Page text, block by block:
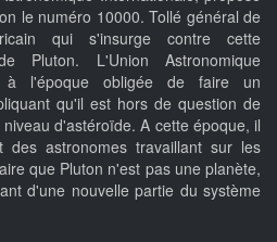
le numéro 10000. Tollé général de
qui s'insurge contre cette
Pluton. L'Union Astronomique
à l'époque obligée de faire un
qu'il est hors de question de
d'astéroïde. A cette époque, il
astronomes travaillant sur les
que Pluton n'est pas une planète,
d'une nouvelle partie du système